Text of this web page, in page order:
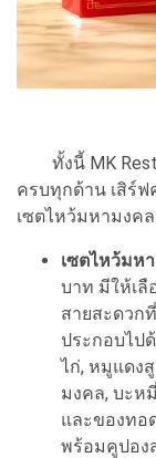
ทั้งนี้ MK
ครบทุกด้าน เสิร์
เซตไหว้มหามงค
เซตไหว้มห
บาท มีให้เลื
สายสะดวก
ประกอบไป
ไก่, หมูแดง
มงคล, บะห
และของทอ
พร้อมคูปองส่